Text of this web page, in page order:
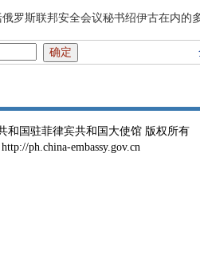
罗斯联邦安全会议秘书绍伊古在内的
和国驻菲律宾共和国大使馆 版权所有
http://ph.china-embassy.gov.cn